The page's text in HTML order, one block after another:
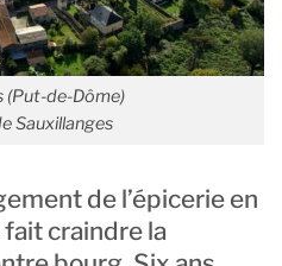
(Put-de-Dôme)
Sauxillanges
de l’épicerie en
craindre la